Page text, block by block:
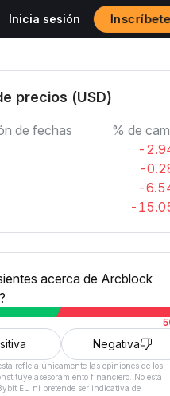
Inicia sesión Inscríbete
precios (USD)
de fechas
% de
-
-
-
-
acerca de Arcblock
Negativa
refleja únicamente las opiniones de los
asesoramiento financiero. No está
EU ni pretende ser indicativa de